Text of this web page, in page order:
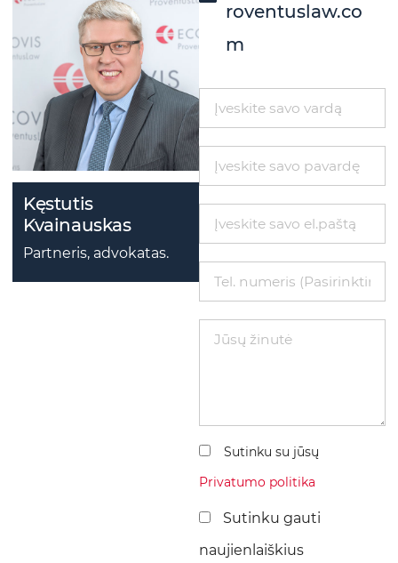
Kęstutis
Kvainauskas
Partneris, advokatas.
roventuslaw.co
m
Sutinku su jūsų
Privatumo politika
Sutinku gauti
naujienlaiškius